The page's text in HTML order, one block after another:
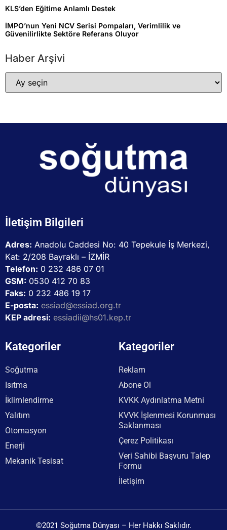
KLS’den Eğitime Anlamlı Destek
İMPO’nun Yeni NCV Serisi Pompaları, Verimlilik ve
Güvenilirlikte Sektöre Referans Oluyor
Haber Arşivi
İletişim Bilgileri
Adres: Anadolu Caddesi No: 40 Tepekule İş Merkezi,
Kat: 2/208 Bayraklı – İZMİR
Telefon: 0 232 486 07 01
GSM: 0530 412 70 83
Faks: 0 232 486 19 17
E-posta: essiad@essiad.org.tr
KEP adresi: essiadii@hs01.kep.tr
Kategoriler
Soğutma
Isıtma
İklimlendirme
Yalıtım
Otomasyon
Enerji
Mekanik Tesisat
Kategoriler
Reklam
Abone Ol
KVKK Aydınlatma Metni
KVVK İşlenmesi Korunması
Saklanması
Çerez Politikası
Veri Sahibi Başvuru Talep
Formu
İletişim
©2021 Soğutma Dünyası – Her Hakkı Saklıdır.